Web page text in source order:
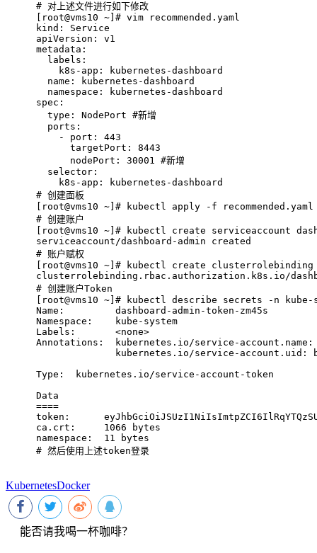
# 对上述文件进行如下修改
[root@vms10 ~]# vim recommended.yaml
kind: Service
apiVersion: v1
metadata:
  labels:
    k8s-app: kubernetes-dashboard
  name: kubernetes-dashboard
  namespace: kubernetes-dashboard
spec:
  type: NodePort #新增
  ports:
    - port: 443
      targetPort: 8443
      nodePort: 30001 #新增
  selector:
    k8s-app: kubernetes-dashboard
# 创建面板
[root@vms10 ~]# kubectl apply -f recommended.yaml
# 创建账户
[root@vms10 ~]# kubectl create serviceaccount
serviceaccount/dashboard-admin created
# 账户赋权
[root@vms10 ~]# kubectl create
clusterrolebinding.rbac.authorization.k8s.io/
# 创建账户Token
[root@vms10 ~]# kubectl describe secrets -n
Name:         dashboard-admin-token-zm45s
Namespace:    kube-system
Labels:       <none>
Annotations:  kubernetes.io/service-account.name:
kubernetes.io/service-account.uid:
Type:  kubernetes.io/service-account-token
Data
====
token:
ca.crt:     1066 bytes
namespace:  11 bytes
# 然后使用上述token登录
KubernetesDocker
能否请我喝一杯咖啡？